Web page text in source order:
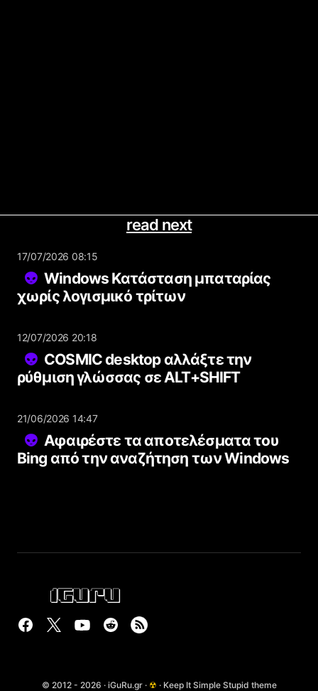
read next
17/07/2026 08:15
Windows Κατάσταση μπαταρίας
χωρίς λογισμικό τρίτων
12/07/2026 20:18
COSMIC desktop αλλάξτε την
ρύθμιση γλώσσας σε ALT+SHIFT
21/06/2026 14:47
Αφαιρέστε τα αποτελέσματα του
Bing από την αναζήτηση των Windows
© 2012 - 2026 · iGuRu.gr · ☢ · Keep It Simple Stupid theme